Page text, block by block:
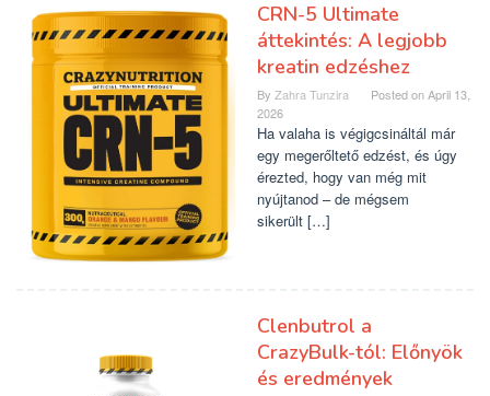
CRN-5 Ultimate
áttekintés: A legjobb
kreatin edzéshez
By Zahra Tunzira Posted onApril 13,
2026
Ha valaha is végigcsináltál már
egy megerőltető edzést, és úgy
érezted, hogy van még mit
nyújtanod – de mégsem
sikerült […]
Clenbutrol a
CrazyBulk-tól: Előnyök
és eredmények